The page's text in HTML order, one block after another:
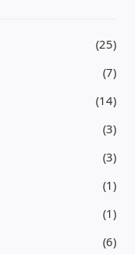
(25)
(7)
(14)
(3)
(3)
(1)
(1)
(6)